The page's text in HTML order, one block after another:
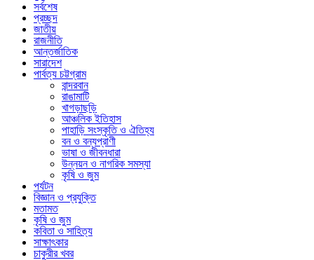
সর্বশেষ
প্রচ্ছদ
জাতীয়
রাজনীতি
আন্তর্জাতিক
সারাদেশ
পার্বত্য চট্টগ্রাম
বান্দরবান
রাঙামাটি
খাগড়াছড়ি
আঞ্চলিক ইতিহাস
পাহাড়ি সংস্কৃতি ও ঐতিহ্য
বন ও বন্যপ্রাণী
ভাষা ও জীবনধারা
উন্নয়ন ও নাগরিক সমস্যা
কৃষি ও জুম
পর্যটন
বিজ্ঞান ও প্রযুক্তি
মতামত
কৃষি ও জুম
কবিতা ও সাহিত্য
সাক্ষাৎকার
চাকুরীর খবর